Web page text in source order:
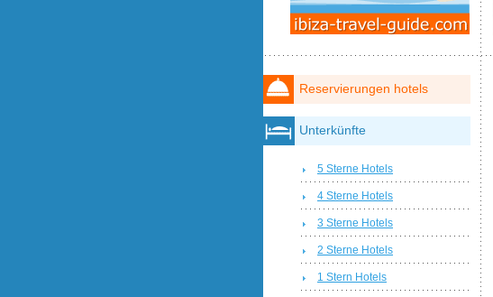
Reservierungen hotels
Unterkünfte
5 Sterne Hotels
4 Sterne Hotels
3 Sterne Hotels
2 Sterne Hotels
1 Stern Hotels